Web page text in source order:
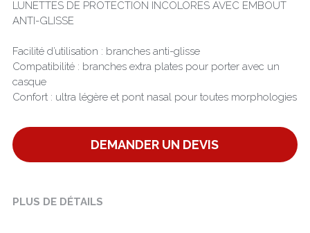
LUNETTES DE PROTECTION INCOLORES AVEC EMBOUT
ANTI-GLISSE
Facilité d’utilisation : branches anti-glisse
Compatibilité : branches extra plates pour porter avec un
casque
Confort : ultra légère et pont nasal pour toutes morphologies
DEMANDER UN DEVIS
PLUS DE DÉTAILS